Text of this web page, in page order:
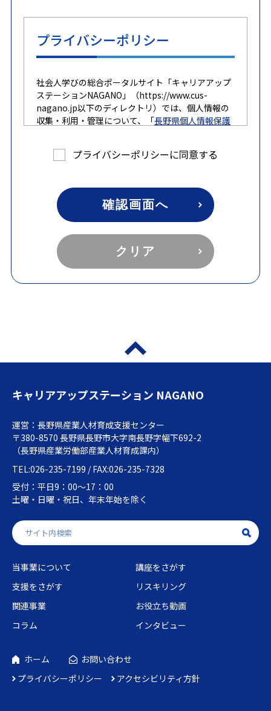
プライバシーポリシー
社会人学びの総合ポータルサイト「キャリアアップ
ステーションNAGANO」（https://www.cus-
nagano.jp以下のディレクトリ）では、個人情報の
収集・利用・管理について、「長野県個人情報保護
さまに安心して利用していただけるホームページづ
くりに努めていきます。
個人情報とは、個人に関する情報であって、当該情
報に含まれる氏名、生年月日その他の記述等により
特定の個人を識別することができるもの(他の情報と
照合することにより、特定の個人を識別することが
できることとなるものを含む。)をいいます。(住
所、氏名、電話番号、E-mailアドレス等)
また、個人情報を収集するときは、原則として本人
から収集します。
3. 個人情報の利用・提供
める場合を除き、収集目的以外に利用したり提供し
たりしません
4. 個人情報の管理
県は個人情報の管理に当たって、漏えい防止などの
措置を講ずるとともに、正確なものに保ちます。
かつ速やかに抹消します。
ステーションNAGANO」では、すべてのページにお
いてSSL（Secure Socket Layer）による暗号化通信
を防いでいます。
6. アクセスログの記録について
閲覧された端末の情報（IPアドレス、ブラウザの種
プライバシーポリシーに同意する
確認画面へ
クリア
キャリアアップステーション NAGANO
運営：長野県産業人材育成支援センター
〒380-8570 長野県長野市大字南長野字幅下692-2
（長野県産業労働部産業人材育成課内）
TEL:026-235-7199 / FAX:026-235-7328
受付：平日9：00～17：00
土曜・日曜・祝日、年末年始を除く
当事業について
講座をさがす
支援をさがす
リスキリング
関連事業
お役立ち動画
コラム
インタビュー
ホーム
お問い合わせ
プライバシーポリシー
アクセシビリティ方針